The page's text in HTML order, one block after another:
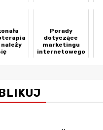
Porady
dotyczące
marketingu
internetowego